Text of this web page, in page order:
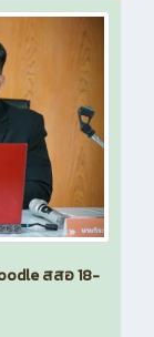
สสอ 18-